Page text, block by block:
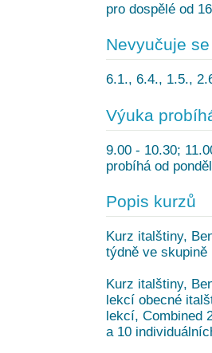
pro dospělé od
Nevyučuje se
6.1., 6.4., 1.5.,
Výuka
9.00 - 10.30;
probíhá od
Popis kurzů
Kurz italštiny,
týdně ve
Kurz italštiny,
lekcí obecné
lekcí, Combined
a 10